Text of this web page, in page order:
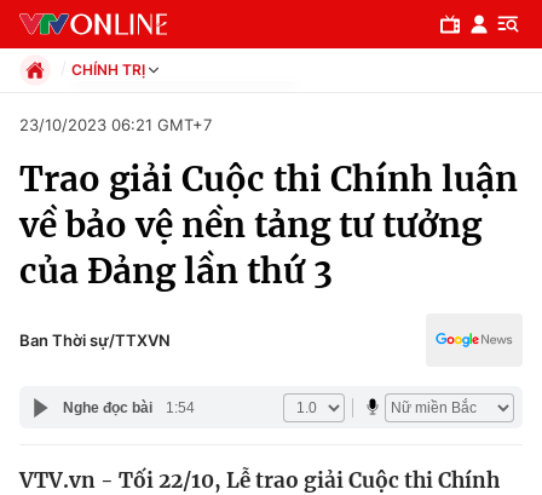
Chuyên mục
Chính trị
CHÍNH TRỊ
Xã hội
Pháp luật
Kinh tế
Thể thao
Truyền hình
Văn hóa - Giải trí
Đời sống
Giáo dục
23/10/2023 06:21 GMT+7
Trao giải Cuộc thi Chính luận
về bảo vệ nền tảng tư tưởng
của Đảng lần thứ 3
Ban Thời sự/TTXVN
Nghe đọc bài 1:54
VTV.vn - Tối 22/10, Lễ trao giải Cuộc thi Chính